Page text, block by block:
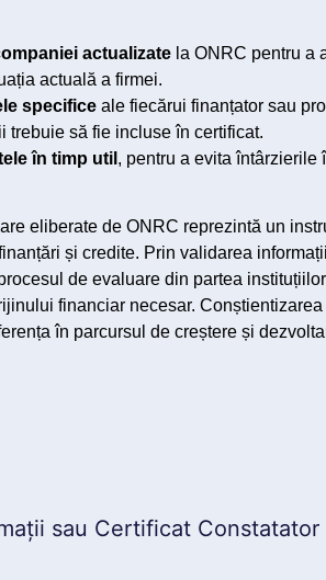
actualizate la ONRC pentru a
actuală a firmei.
specifice ale fiecărui finanțator sau
trebuie să fie incluse în certificat.
în timp util , pentru a evita întârzierile
eliberate de ONRC reprezintă un
și credite. Prin validarea
de evaluare din partea
financiar necesar.
în parcursul de creștere și